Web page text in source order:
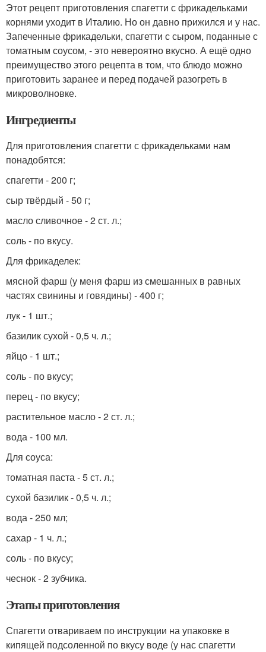
Этот рецепт приготовления спагетти с фрикадельками
корнями уходит в Италию. Но он давно прижился и у нас.
Запеченные фрикадельки, спагетти с сыром, поданные с
томатным соусом, - это невероятно вкусно. А ещё одно
преимущество этого рецепта в том, что блюдо можно
приготовить заранее и перед подачей разогреть в
микроволновке.
Ингредиенты
Для приготовления спагетти с фрикадельками нам
понадобятся:
спагетти - 200 г;
сыр твёрдый - 50 г;
масло сливочное - 2 ст. л.;
соль - по вкусу.
Для фрикаделек:
мясной фарш (у меня фарш из смешанных в равных
частях свинины и говядины) - 400 г;
лук - 1 шт.;
базилик сухой - 0,5 ч. л.;
яйцо - 1 шт.;
соль - по вкусу;
перец - по вкусу;
растительное масло - 2 ст. л.;
вода - 100 мл.
Для соуса:
томатная паста - 5 ст. л.;
сухой базилик - 0,5 ч. л.;
вода - 250 мл;
сахар - 1 ч. л.;
соль - по вкусу;
чеснок - 2 зубчика.
Этапы приготовления
Спагетти отвариваем по инструкции на упаковке в
кипящей подсоленной по вкусу воде (у нас спагетти